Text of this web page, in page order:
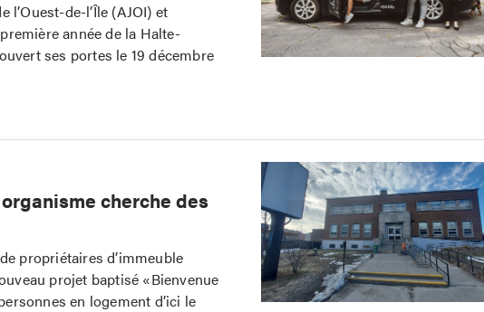
l’Ouest-de-l’Île (AJOI) et
année de la Halte-
ses portes le 19 décembre
cherche des
propriétaires d’immeuble
projet baptisé «Bienvenue
en logement d’ici le